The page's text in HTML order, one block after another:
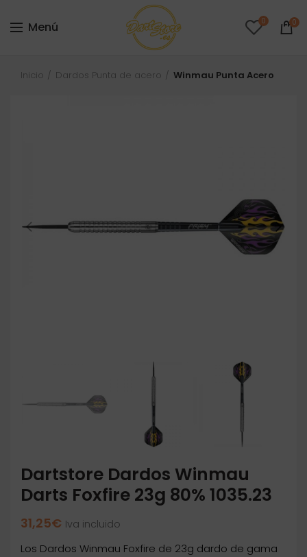
Menú 0 0
Inicio Dardos Punta de acero Winmau Punta Acero
Dartstore Dardos Winmau
Darts Foxfire 23g 80% 1035.23
31,25€ Iva incluido
Los Dardos Winmau Foxfire de 23g dardo de gama